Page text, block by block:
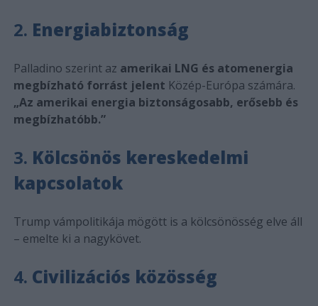
2. Energiabiztonság
Palladino szerint az amerikai LNG és atomenergia
megbízható forrást jelent Közép-Európa számára.
„Az amerikai energia biztonságosabb, erősebb és
megbízhatóbb.”
3. Kölcsönös kereskedelmi
kapcsolatok
Trump vámpolitikája mögött is a kölcsönösség elve áll
– emelte ki a nagykövet.
4. Civilizációs közösség